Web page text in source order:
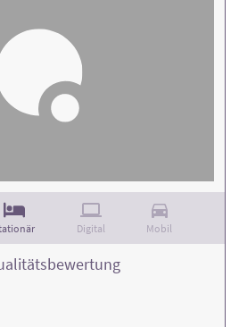
Digital Mobil